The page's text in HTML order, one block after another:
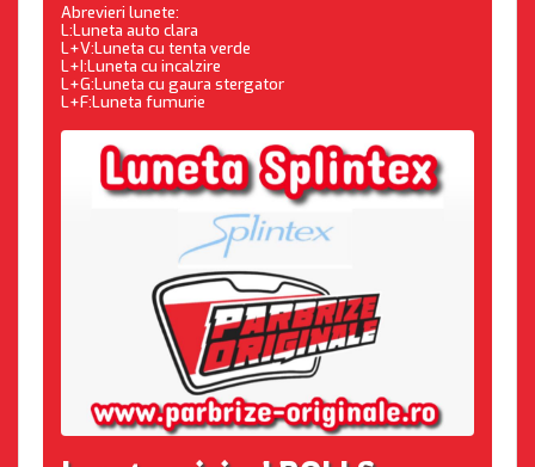
Abrevieri lunete:
L:Luneta auto clara
L+V:Luneta cu tenta verde
L+I:Luneta cu incalzire
L+G:Luneta cu gaura stergator
L+F:Luneta fumurie